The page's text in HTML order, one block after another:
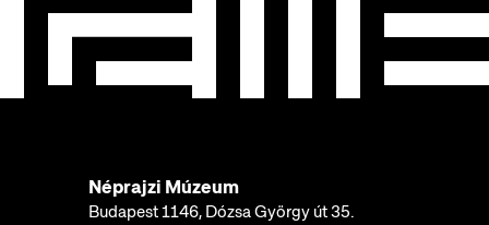
Néprajzi Múzeum
Budapest 1146, Dózsa György út 35.